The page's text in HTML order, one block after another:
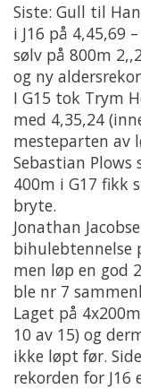
Siste: Gull til
i J16 på 4,45,69
sølv på 800m
og ny
I G15 tok Trym
med 4,35,24
mesteparten av
Sebastian
400m i G17 fikk
bryte.
Jonathan
bihulebtennelse
men løp en god
ble nr 7
Laget på
10 av 15) og
ikke løpt før.
rekorden for J16